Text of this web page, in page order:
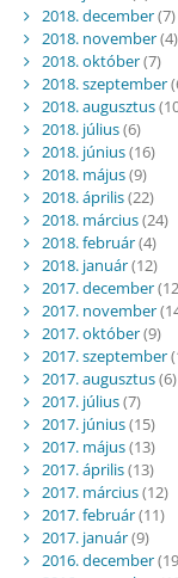
2018. december(7)
2018. november(4)
2018. október(7)
2018. szeptember
2018. augusztus
2018. július(6)
2018. június(16)
2018. május(9)
2018. április(22)
2018. március(24)
2018. február(4)
2018. január(12)
2017. december
2017. november
2017. október(9)
2017. szeptember
2017. augusztus(6)
2017. július(7)
2017. június(15)
2017. május(13)
2017. április(13)
2017. március(12)
2017. február(11)
2017. január(9)
2016. december